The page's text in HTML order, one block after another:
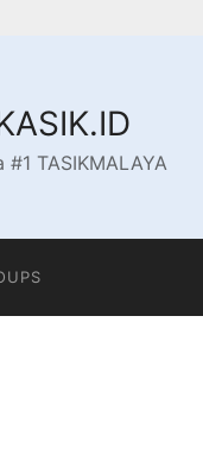
TASIKMALAYA